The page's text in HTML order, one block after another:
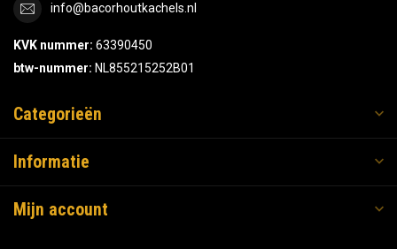
info@bacorhoutkachels.nl
KVK nummer: 63390450
btw-nummer: NL855215252B01
Categorieën
Informatie
Mijn account